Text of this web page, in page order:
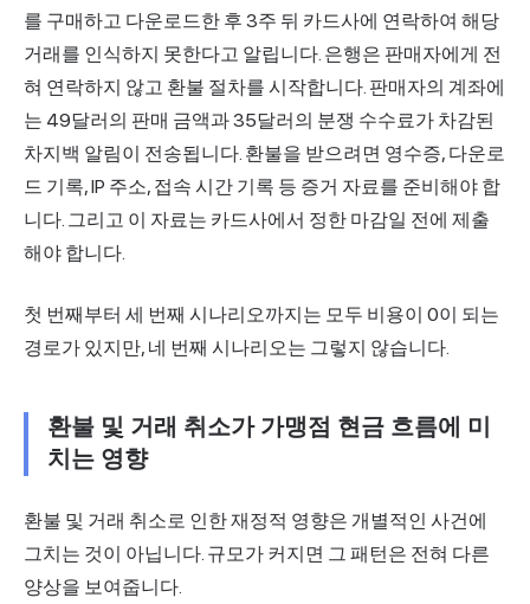
를 구매하고 다운로드한 후 3주 뒤 카드사에 연락하여 해당
거래를 인식하지 못한다고 알립니다. 은행은 판매자에게 전
혀 연락하지 않고 환불 절차를 시작합니다. 판매자의 계좌에
는 49달러의 판매 금액과 35달러의 분쟁 수수료가 차감된
차지백 알림이 전송됩니다. 환불을 받으려면 영수증, 다운로
드 기록, IP 주소, 접속 시간 기록 등 증거 자료를 준비해야 합
니다. 그리고 이 자료는 카드사에서 정한 마감일 전에 제출
해야 합니다.
첫 번째부터 세 번째 시나리오까지는 모두 비용이 0이 되는
경로가 있지만, 네 번째 시나리오는 그렇지 않습니다.
환불 및 거래 취소가 가맹점 현금 흐름에 미
치는 영향
환불 및 거래 취소로 인한 재정적 영향은 개별적인 사건에
그치는 것이 아닙니다. 규모가 커지면 그 패턴은 전혀 다른
양상을 보여줍니다.